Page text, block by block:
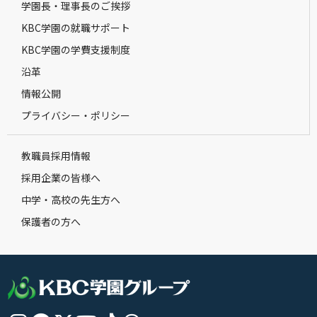
学園長・理事長のご挨拶
KBC学園の就職サポート
KBC学園の学費支援制度
沿革
情報公開
プライバシー・ポリシー
教職員採用情報
採用企業の皆様へ
中学・高校の先生方へ
保護者の方へ